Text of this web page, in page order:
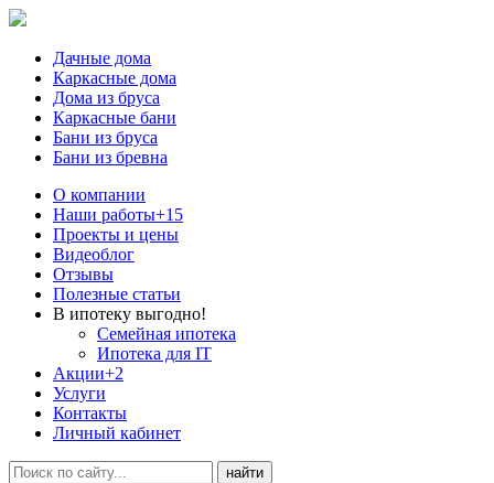
Дачные дома
Каркасные дома
Дома из бруса
Каркасные бани
Бани из бруса
Бани из бревна
О компании
Наши работы+15
Проекты и цены
Видеоблог
Отзывы
Полезные статьи
В ипотеку выгодно!
Семейная ипотека
Ипотека для IT
Акции+2
Услуги
Контакты
Личный кабинет